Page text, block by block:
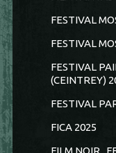
FESTIVAL
FESTIVAL
FESTIVAL
(CEINTREY)
FESTIVAL
FICA 2025